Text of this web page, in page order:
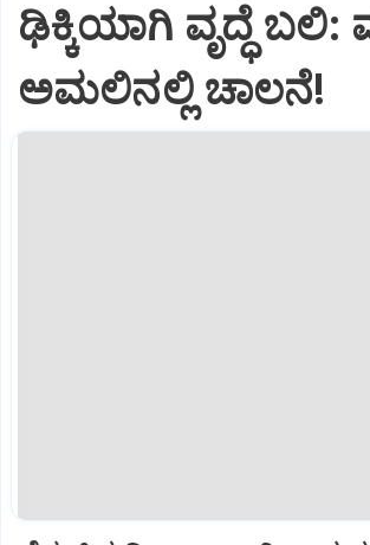
ಢಿಕ್ಕಿಯಾಗಿ ವೃದ್ಧೆ ಬಲಿ:
ಅಮಲಿನಲ್ಲಿ ಚಾಲನೆ!